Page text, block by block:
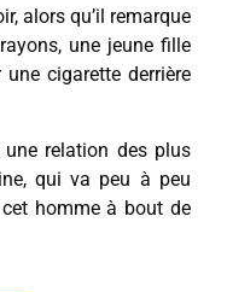
alors qu’il remarque
une jeune fille
cigarette derrière
relation des plus
qui va peu à peu
homme à bout de